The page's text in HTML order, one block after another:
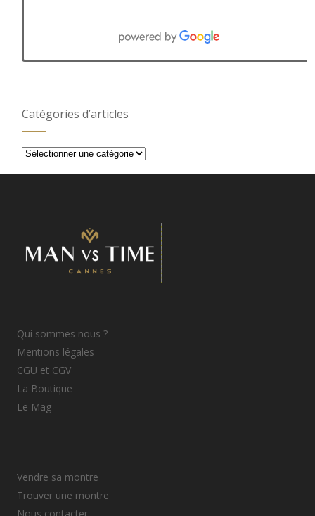
Catégories d’articles
Catégories
Qui sommes nous ?
Mentions légales
CGU et CGV
La Boutique
Le Mag
Vendre sa montre
Trouver une montre
Nous contacter